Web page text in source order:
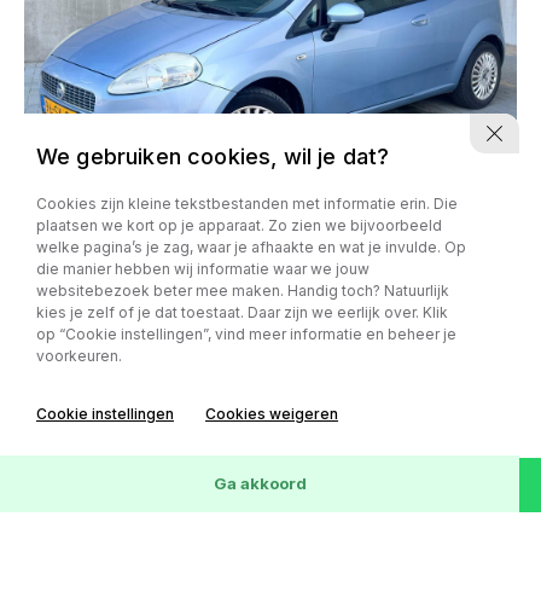
Fiat Punto
1.2 Classic*NAP*ZUINIG*
205866 km 09-02-2006Benzine € 1,- Lease € 0 p/m
We gebruiken cookies, wil je dat?
Cookies zijn kleine tekstbestanden met informatie erin. Die
plaatsen we kort op je apparaat. Zo zien we bijvoorbeeld
welke pagina’s je zag, waar je afhaakte en wat je invulde. Op
die manier hebben wij informatie waar we jouw
websitebezoek beter mee maken. Handig toch? Natuurlijk
kies je zelf of je dat toestaat. Daar zijn we eerlijk over. Klik
op “Cookie instellingen”, vind meer informatie en beheer je
voorkeuren.
Cookie instellingen Cookies weigeren
Ga akkoord